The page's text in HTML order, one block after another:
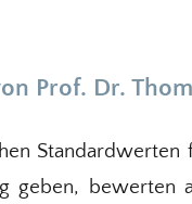
Prof. Dr.
geben, bewerten